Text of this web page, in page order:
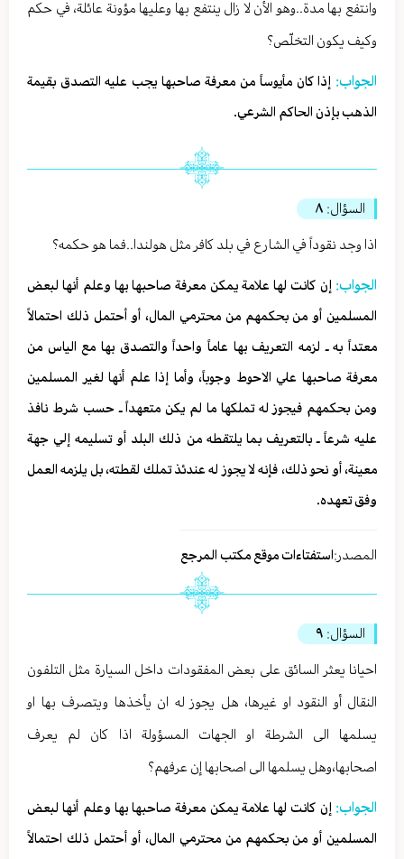
وانتفع بها مدة..وهو الأن لا زال ينتفع بها وعليها مؤونة عائلة، في حكم
وكيف يكون التخلّص؟
الجواب: إذا كان مأيوساً من معرفة صاحبها يجب عليه التصدق بقيمة
الذهب بإذن الحاكم الشرعي.
السؤال: ٨
اذا وجد نقوداً في الشارع في بلد كافر مثل هولندا..فما هو حكمه؟
الجواب: إن كانت لها علامة يمكن معرفة صاحبها بها وعلم أنها لبعض
المسلمين أو من بحكمهم من محترمي المال، أو أحتمل ذلك احتمالاً
معتداً به ـ لزمه التعريف بها عاماً واحداً والتصدق بها مع الياس من
معرفة صاحبها علي الاحوط وجوباً، وأما إذا علم أنها لغير المسلمين
ومن بحكمهم فيجوز له تملكها ما لم يكن متعهداً ـ حسب شرط نافذ
عليه شرعاً ـ بالتعريف بما يلتقطه من ذلك البلد أو تسليمه إلي جهة
معينة، أو نحو ذلك، فإنه لا يجوز له عندئذ تملك لقطته، بل يلزمه العمل
وفق تعهده.
المصدر:استفتاءات موقع مكتب المرجع
السؤال: ٩
احيانا يعثر السائق على بعض المفقودات داخل السيارة مثل التلفون
النقال أو النقود او غيرها، هل يجوز له ان يأخذها ويتصرف بها او
يسلمها الى الشرطة او الجهات المسؤولة اذا كان لم يعرف
اصحابها،وهل يسلمها الى اصحابها إن عرفهم؟
الجواب: إن كانت لها علامة يمكن معرفة صاحبها بها وعلم أنها لبعض
المسلمين أو من بحكمهم من محترمي المال، أو أحتمل ذلك احتمالاً